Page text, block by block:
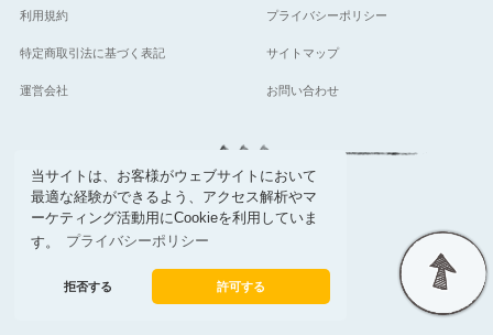
当サイトは、お客様がウェブサイトにおいて
最適な経験ができるよう、アクセス解析やマ
ーケティング活動用にCookieを利用していま
す。
プライバシーポリシー
拒否する 許可する
利用規約 プライバシーポリシー
特定商取引法に基づく表記 サイトマップ
運営会社 お問い合わせ
follow